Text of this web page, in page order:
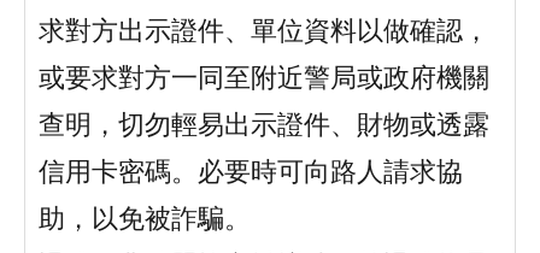
求對方出示證件、單位資料以做確認，
或要求對方一同至附近警局或政府機關
查明，切勿輕易出示證件、財物或透露
信用卡密碼。必要時可向路人請求協
助，以免被詐騙。